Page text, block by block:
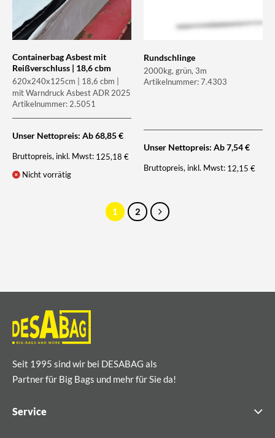
Containerbag Asbest mit
Reißverschluss | 18,6 cbm
620x240x125cm | 18,6 cbm |
mit Warndruck Asbest ADR 2025
Artikelnummer: 2.5051
Unser Nettopreis: Ab68,85€
Bruttopreis, inkl. Mwst: 125,18€
Nicht vorrätig
Rundschlinge
2000kg, grün, 3m
Artikelnummer: 7.4303
Unser Nettopreis: Ab7,54€
Bruttopreis, inkl. Mwst: 12,15€
1 2
Seit 1995 sind wir bei DESABAG als
Partner für Big Bags und mehr für Sie da!
Service